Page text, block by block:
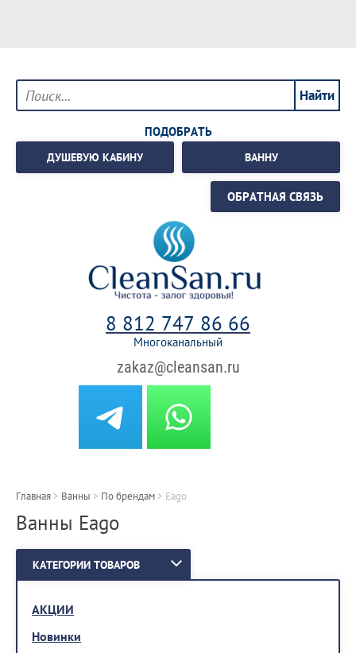
ПОДОБРАТЬ
ДУШЕВУЮ КАБИНУ ВАННУ
ОБРАТНАЯ СВЯЗЬ
8 812 747 86 66
Многоканальный
zakaz@cleansan.ru
Главная > Ванны > По брендам > Eago
Ванны Eago
КАТЕГОРИИ ТОВАРОВ
АКЦИИ
Новинки